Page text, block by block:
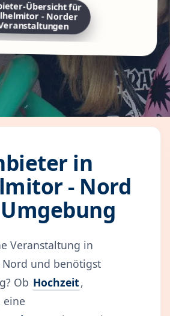
Übersicht für
- Norder
in
- Nord
Veranstaltung in
und benötigst
Ob Hochzeit,
eine